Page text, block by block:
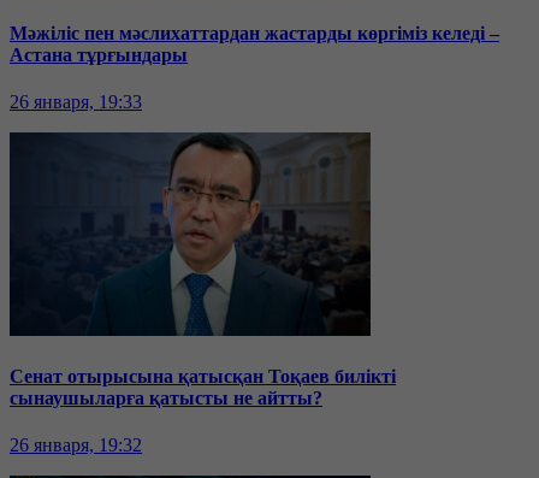
Мәжіліс пен мәслихаттардан жастарды көргіміз келеді –
Астана тұрғындары
26 января, 19:33
Сенат отырысына қатысқан Тоқаев билікті
сынаушыларға қатысты не айтты?
26 января, 19:32